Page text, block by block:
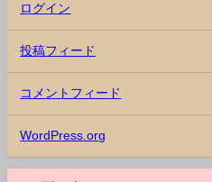
ログイン
投稿フィード
コメントフィード
WordPress.org